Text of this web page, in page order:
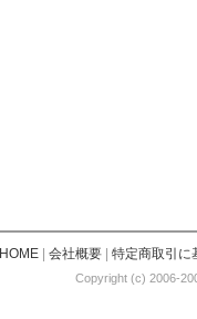
HOME| 会社概要| 特定商取引に
Copyright (c) 2006-